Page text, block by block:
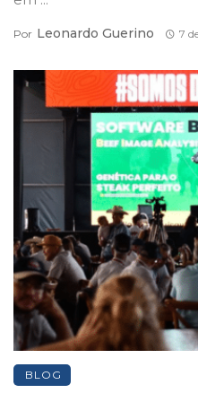
Por Leonardo Guerino 7
BLOG